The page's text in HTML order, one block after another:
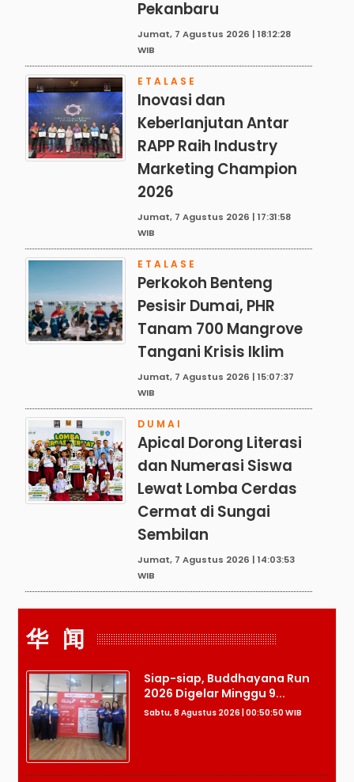
Pekanbaru
Jumat, 7 Agustus 2026 | 18:12:28
WIB
ETALASE
Inovasi dan
Keberlanjutan Antar
RAPP Raih Industry
Marketing Champion
2026
Jumat, 7 Agustus 2026 | 17:31:58
WIB
ETALASE
Perkokoh Benteng
Pesisir Dumai, PHR
Tanam 700 Mangrove
Tangani Krisis Iklim
Jumat, 7 Agustus 2026 | 15:07:37
WIB
DUMAI
Apical Dorong Literasi
dan Numerasi Siswa
Lewat Lomba Cerdas
Cermat di Sungai
Sembilan
Jumat, 7 Agustus 2026 | 14:03:53
WIB
华 闻
Siap-siap, Buddhayana Run
2026 Digelar Minggu 9...
Sabtu, 8 Agustus 2026 | 00:50:50 WIB